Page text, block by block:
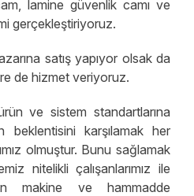
lamine güvenlik camı ve
gerçekleştiriyoruz.
satış yapıyor olsak da
de hizmet veriyoruz.
ve sistem standartlarına
beklentisini karşılamak her
olmuştur. Bunu sağlamak
nitelikli çalışanlarımız ile
makine ve hammadde